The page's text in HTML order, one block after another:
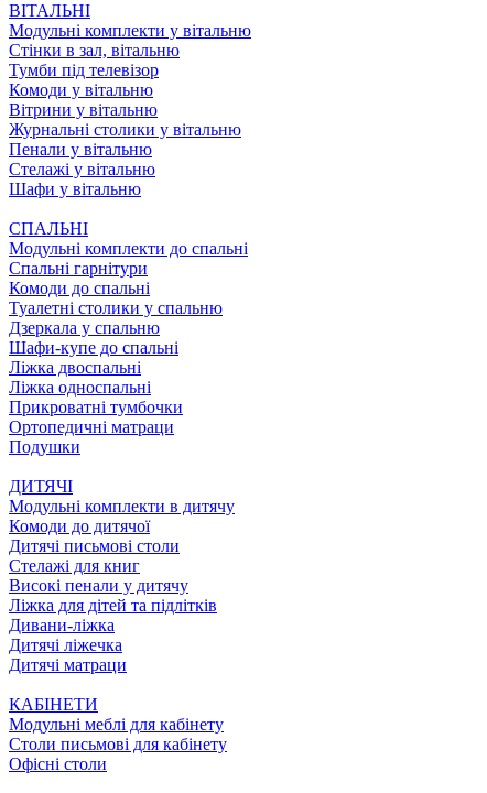
ВIТАЛЬНI
Модульні комплекти у вітальню
Стінки в зал, вітальню
Тумби під телевізор
Комоди у вітальню
Вітрини у вітальню
Журнальні столики у вітальню
Пенали у вітальню
Стелажі у вітальню
Шафи у вітальню
СПАЛЬНІ
Модульні комплекти до спальні
Спальні гарнітури
Комоди до спальні
Туалетні столики у спальню
Дзеркала у спальню
Шафи-купе до спальні
Ліжка двоспальні
Ліжка односпальні
Прикроватні тумбочки
Ортопедичні матраци
Подушки
ДИТЯЧІ
Модульні комплекти в дитячу
Комоди до дитячої
Дитячі письмові столи
Стелажі для книг
Високі пенали у дитячу
Ліжка для дітей та підлітків
Дивани-ліжка
Дитячі ліжечка
Дитячі матраци
КАБІНЕТИ
Модульні меблі для кабінету
Столи письмові для кабінету
Офісні столи